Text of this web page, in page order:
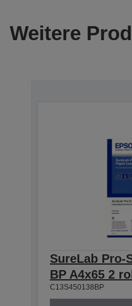
Weitere
SureLab Pro-
BP A4x65 2
C13S450138BP